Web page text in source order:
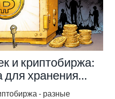
и криптобиржа:
для хранения
- разные